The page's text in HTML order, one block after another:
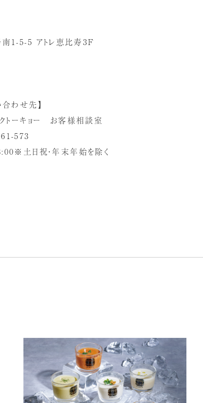
1-5-5 アトレ恵比寿3F
わせ先】
トーキョー お客様相談室
573
土日祝・年末年始を除く